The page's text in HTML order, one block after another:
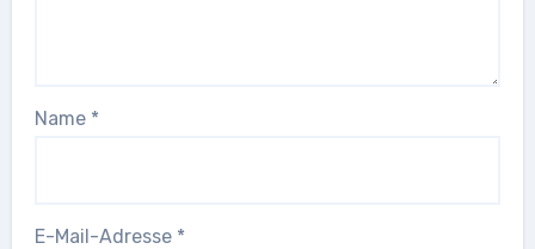
Name *
E-Mail-Adresse *